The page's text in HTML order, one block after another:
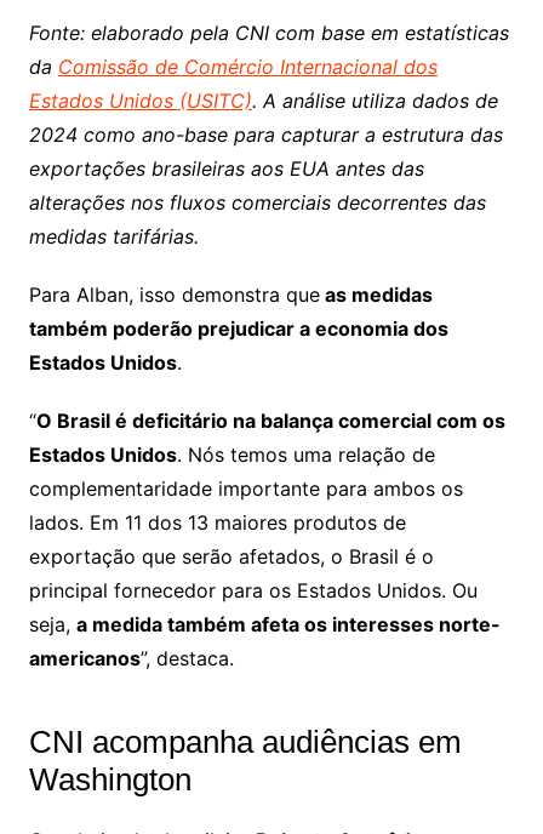
Fonte: elaborado pela CNI com base em estatísticas
da Comissão de Comércio Internacional dos
Estados Unidos (USITC). A análise utiliza dados de
2024 como ano-base para capturar a estrutura das
exportações brasileiras aos EUA antes das
alterações nos fluxos comerciais decorrentes das
medidas tarifárias.
Para Alban, isso demonstra queas medidas
também poderão prejudicar a economia dos
Estados Unidos.
“O Brasil é deficitário na balança comercial com os
Estados Unidos. Nós temos uma relação de
complementaridade importante para ambos os
lados. Em 11 dos 13 maiores produtos de
exportação que serão afetados, o Brasil é o
principal fornecedor para os Estados Unidos. Ou
seja, a medida também afeta os interesses norte-
americanos”, destaca.
CNI acompanha audiências em
Washington